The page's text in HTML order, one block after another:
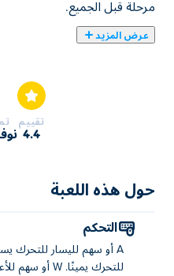
مرحلة قبل الجميع.
عرض المزيد
والقفز والقلب والمزيد من
المختلفة والمنصات الصعبة
جمع أكبر قدر ممكن من
لعبة المنصات. أو كوّن فريقًا
كيف تلعب ستيكمان
تحرك لليسار: A أو المفتاح الأيسر
تقييم
4.4
حول هذه اللعبة
التحكم
للتحرك يمينًا. W أو سهم للأعلى للقفز.